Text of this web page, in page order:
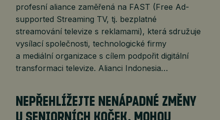
profesní aliance zaměřená na FAST (Free Ad-
supported Streaming TV, tj. bezplatné
streamování televize s reklamami), která sdružuje
vysílací společnosti, technologické firmy
a mediální organizace s cílem podpořit digitální
transformaci televize. Alianci Indonesia…
NEPŘEHLÍŽEJTE NENÁPADNÉ ZMĚNY